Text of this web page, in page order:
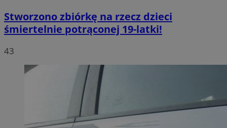
Stworzono zbiórkę na rzecz dzieci
śmiertelnie potrąconej 19-latki!
43